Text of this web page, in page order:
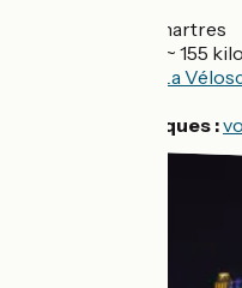
Chartres
~ 155
La
Infos pratiques :